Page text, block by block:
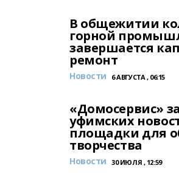
В общежитии
горной
завершается
ремонт
Новости 6 АВГУСТА , 06:15
«Домосервис»
уфимских
площадки для
творчества
Новости 30 ИЮЛЯ , 12:59